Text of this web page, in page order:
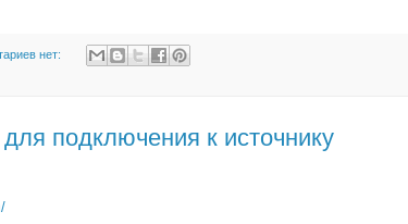
нет:
для подключения к источнику